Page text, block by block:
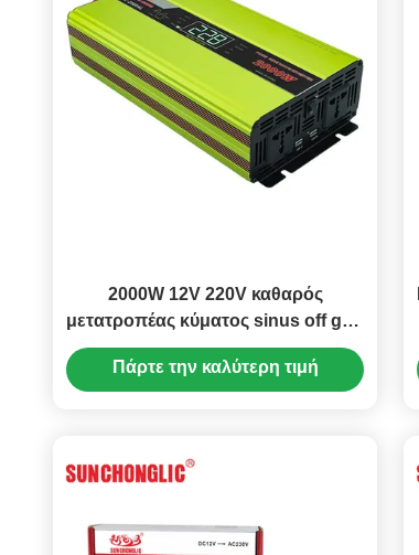
2000W 12V 220V καθαρός
μετατροπέας κύματος sinus off grid
μετατροπέας ηλιακής ενέργειας με
διπλή φόρτιση USB
Πάρτε την καλύτερη τιμή